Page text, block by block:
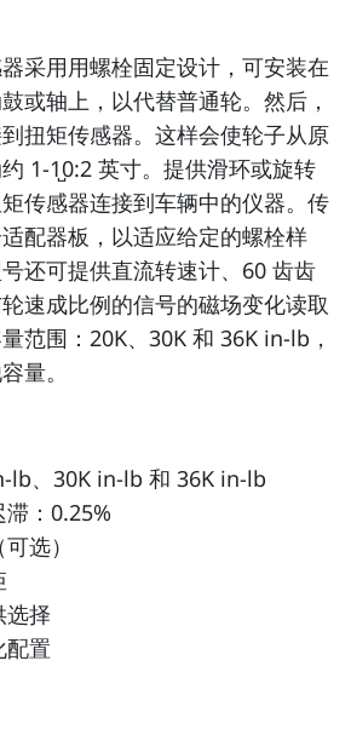
采用用螺栓固定设计，可安装在
或轴上，以代替普通轮。然后，
扭矩传感器。这样会使轮子从原
1-1̺0:2 英寸。提供滑环或旋转
传感器连接到车辆中的仪器。传
配器板，以适应给定的螺栓样
还可提供直流转速计、60 齿齿
速成比例的信号的磁场变化读取
范围：20K、30K 和 36K in-lb，
量。
lb、30K in-lb 和 36K in-lb
：0.25%
选）
选择
配置